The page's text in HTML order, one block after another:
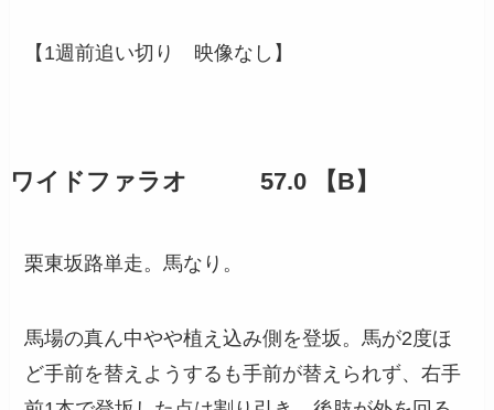
【1週前追い切り 映像なし】
ワイドファラオ 57.0 【B】
栗東坂路単走。馬なり。
馬場の真ん中やや植え込み側を登坂。馬が2度ほ
ど手前を替えようするも手前が替えられず、右手